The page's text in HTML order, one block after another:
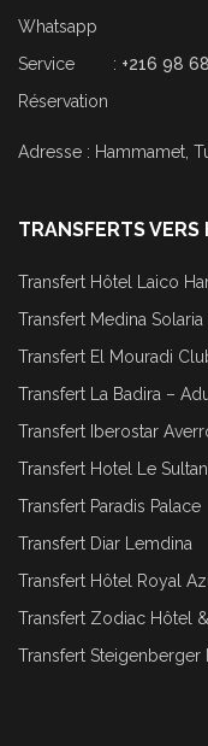
Whatsapp
Service : +216 98
Réservation
Adresse : Hammamet,
TRANSFERTS
Transfert Hôtel Laico
Transfert Medina
Transfert El Mouradi
Transfert La Badira –
Transfert Iberostar
Transfert Hotel Le Sultan
Transfert Paradis Palace
Transfert Diar Lemdina
Transfert Hôtel Royal
Transfert Zodiac Hôtel
Transfert Steigenberger